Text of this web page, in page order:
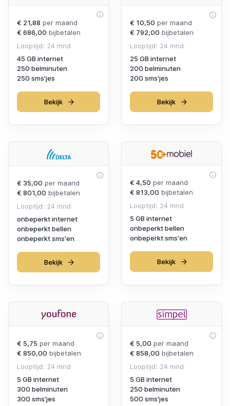
€ 21,88 per maand
€ 686,00 bijbetalen
Looptijd: 24 mnd
45 GB internet
250 belminuten
250 sms'jes
Bekijk
€ 10,50 per maand
€ 792,00 bijbetalen
Looptijd: 24 mnd
25 GB internet
200 belminuten
200 sms'jes
Bekijk
€ 35,00 per maand
€ 801,00 bijbetalen
Looptijd: 24 mnd
onbeperkt internet
onbeperkt bellen
onbeperkt sms'en
Bekijk
€ 4,50 per maand
€ 813,00 bijbetalen
Looptijd: 24 mnd
5 GB internet
onbeperkt bellen
onbeperkt sms'en
Bekijk
€ 5,75 per maand
€ 850,00 bijbetalen
Looptijd: 24 mnd
5 GB internet
300 belminuten
300 sms'jes
€ 5,00 per maand
€ 858,00 bijbetalen
Looptijd: 24 mnd
5 GB internet
250 belminuten
500 sms'jes